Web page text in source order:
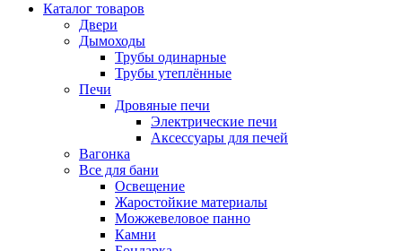
Каталог товаров
Двери
Дымоходы
Трубы одинарные
Трубы утеплённые
Печи
Дровяные печи
Электрические печи
Аксессуары для печей
Вагонка
Все для бани
Освещение
Жаростойкие материалы
Можжевеловое панно
Камни